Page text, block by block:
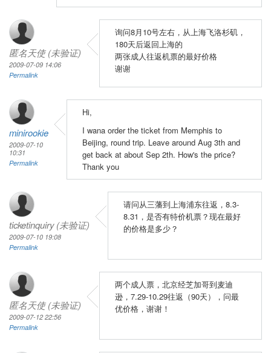
匿名天使 (未验证)
2009-07-09 14:06
Permalink
询问8月10号左右，从上海飞洛杉矶，
180天后返回上海的
两张成人往返机票的最好价格
谢谢
minirookie
2009-07-10
10:31
Permalink
Hi,
I wana order the ticket from Memphis to
Beijing, round trip. Leave around Aug 3th and
get back at about Sep 2th. How's the price?
Thank you
ticketinquiry (未验证)
2009-07-10 19:08
Permalink
请问从三藩到上海浦东往返，8.3-
8.31，是否有特价机票？现在最好
的价格是多少？
匿名天使 (未验证)
2009-07-12 22:56
Permalink
两个成人票，北京经芝加哥到麦迪
逊，7.29-10.29往返（90天），问最
优价格，谢谢！